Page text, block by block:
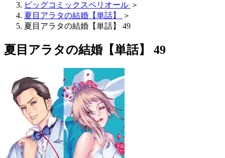
ビッグコミックスペリオール ＞
夏目アラタの結婚【単話】
＞
夏目アラタの結婚【単話】 49
夏目アラタの結婚【単話】 49